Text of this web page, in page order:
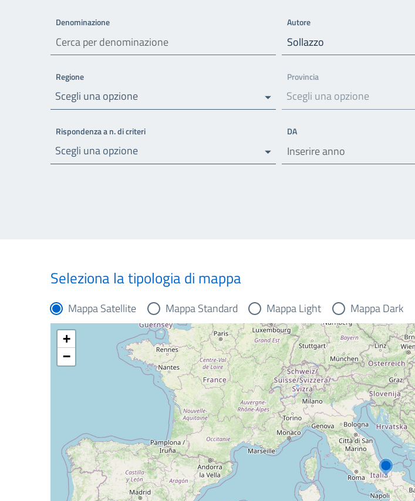
Denominazione Autore
Regione
Scegli una opzione
Provincia
Scegli una opzione
Rispondenza a n. di criteri
Scegli una opzione
DA
Seleziona la tipologia di mappa
Mappa Satellite Mappa Standard Mappa Light Mappa Dark
+
−